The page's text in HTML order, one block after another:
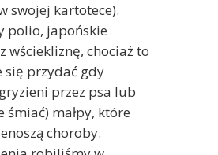
swojej kartotece).
polio, japońskie
wściekliznę, chociaż to
się przydać gdy
przez psa lub
śmiać) małpy, które
choroby.